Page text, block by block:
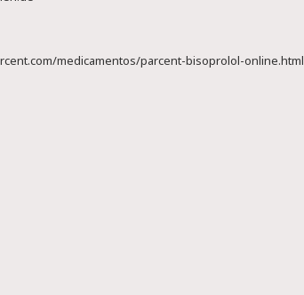
medicamentos/parcent-bisoprolol-online.html